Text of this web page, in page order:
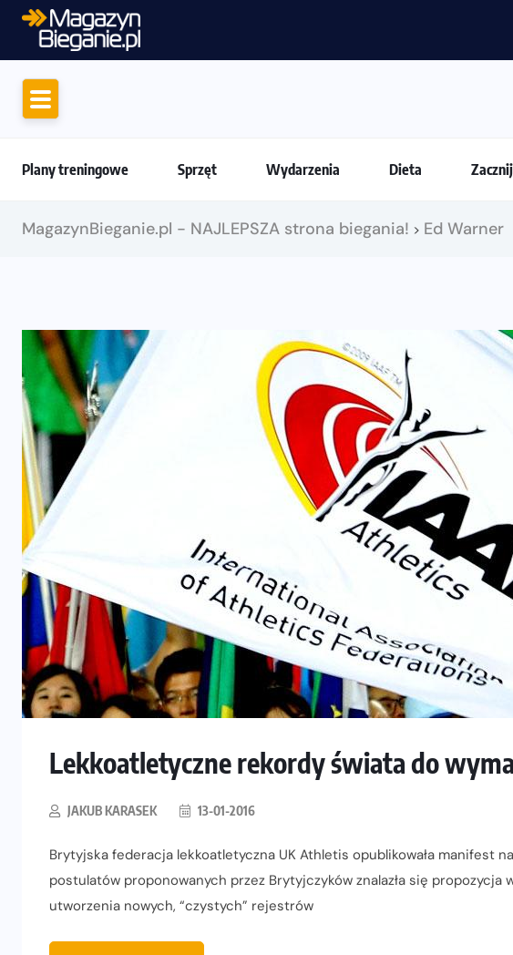
Plany treningowe Sprzęt Wydarzenia Dieta
MagazynBieganie.pl - NAJLEPSZA strona biegania! > Ed Warner
Lekkoatletyczne rekordy świata do
JAKUB KARASEK 13-01-2016
Brytyjska federacja lekkoatletyczna UK Athletis opublikowała manifest
postulatów proponowanych przez Brytyjczyków znalazła się propozycja
utworzenia nowych, “czystych” rejestrów